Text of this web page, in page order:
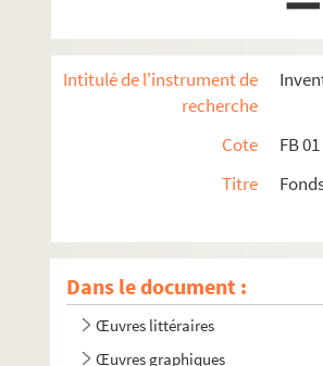
Intitulé de l'instrument de
recherche
Cote
FB
Titre
Dans le document :
Œuvres littéraires
Œuvres graphiques